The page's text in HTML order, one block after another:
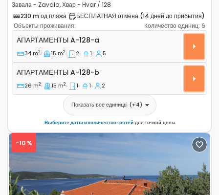
Завала - Zavala, Хвар - Hvar / 128
230 m од пляжа
БЕСПЛАТНАЯ отмена (14 дней до прибытия)
Объекты проживания:
Количество единиц: 6
Двухкомнатные апартаменты Завала - Zavala, Хвар -
АПАРТАМЕНТЫ A-128-a
34 m2 15 m2 2 1 5
Апартаменты A-128-b
АПАРТАМЕНТЫ A-128-b
26 m2 15 m2 1 1 2
Показать все единицы(+4)
Выберите даты и количество гостейдля точной цены
-10 %